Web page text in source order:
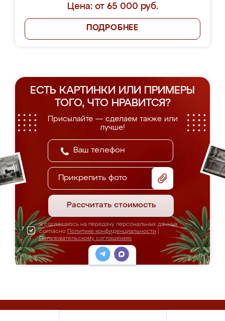
Цена: от 65 000 руб.
ПОДРОБНЕЕ
ЕСТЬ КАРТИНКИ ИЛИ ПРИМЕРЫ
ТОГО, ЧТО НРАВИТСЯ?
Присылайте — сделаем также или
лучше!
Прикрепить фото
Рассчитать стоимость
Я соглашаюсь на передачу персональных данных
согласно Политике конфиденциальности
Пользовательскому соглашению